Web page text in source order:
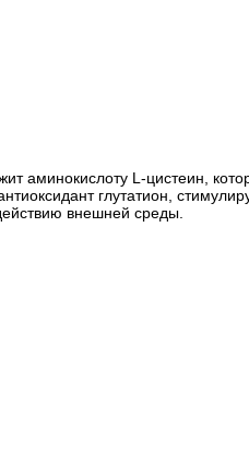
аминокислоту L-цистеин,
глутатион,
внешней среды.